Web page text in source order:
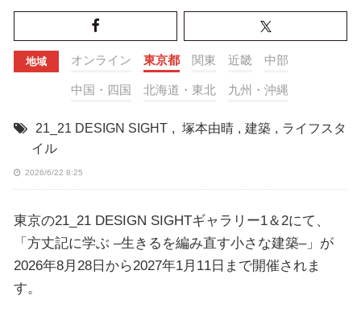
地域 オンライン 東京都 関東 近畿 中部
中国・四国 北海道・東北 九州・沖縄
21_21 DESIGN SIGHT , 塚本由晴 , 建築 , ライフスタ
イル
2026/6/22 8:25
東京の21_21 DESIGN SIGHTギャラリー1＆2にて、
「方丈記に学ぶ –生きるを編み直す小さな建築–」が
2026年8月28日から2027年1月11日まで開催されま
す。